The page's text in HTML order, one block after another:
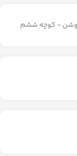
جوشن - کوچه ششم